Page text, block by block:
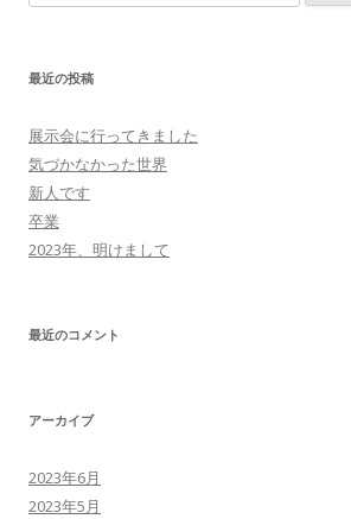
ョ
ン
索
最近の投稿
展示会に行ってきました
気づかなかった世界
新人です
卒業
2023年、明けまして
最近のコメント
アーカイブ
2023年6月
2023年5月